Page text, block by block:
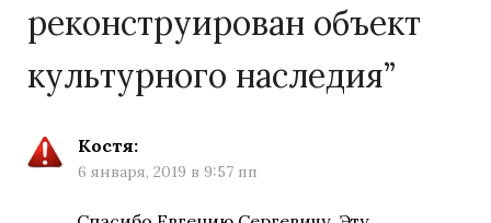
реконструирован объект
культурного наследия”
Костя:
6 января, 2019 в 9:57 пп